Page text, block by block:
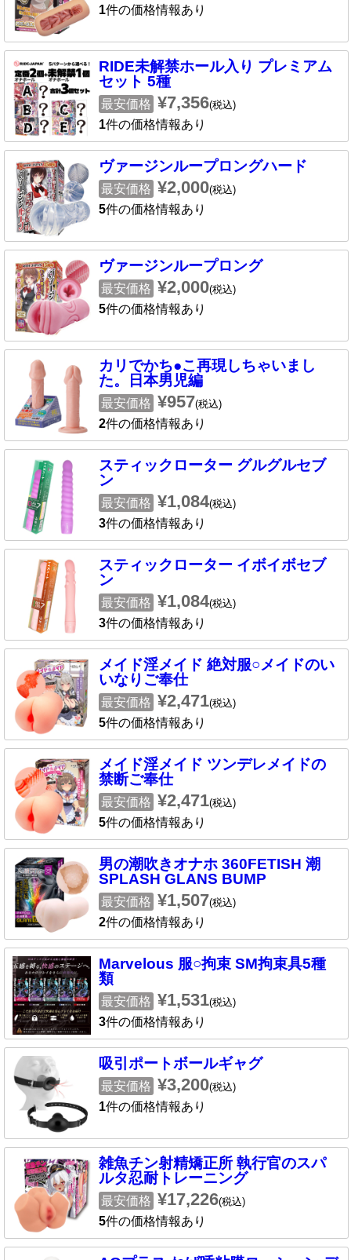
1件の価格情報あり
RIDE未解禁ホール入り プレミアム
セット 5種
最安価格 ¥7,356(税込)
1件の価格情報あり
ヴァージンループロングハード
最安価格 ¥2,000(税込)
5件の価格情報あり
ヴァージンループロング
最安価格 ¥2,000(税込)
5件の価格情報あり
カリでかち●こ再現しちゃいまし
た。日本男児編
最安価格 ¥957(税込)
2件の価格情報あり
スティックローター グルグルセブ
ン
最安価格 ¥1,084(税込)
3件の価格情報あり
スティックローター イボイボセブ
ン
最安価格 ¥1,084(税込)
3件の価格情報あり
メイド淫メイド 絶対服○メイドのい
いなりご奉仕
最安価格 ¥2,471(税込)
5件の価格情報あり
メイド淫メイド ツンデレメイドの
禁断ご奉仕
最安価格 ¥2,471(税込)
5件の価格情報あり
男の潮吹きオナホ 360FETISH 潮
SPLASH GLANS BUMP
最安価格 ¥1,507(税込)
2件の価格情報あり
Marvelous 服○拘束 SM拘束具5種
類
最安価格 ¥1,531(税込)
3件の価格情報あり
吸引ポートボールギャグ
最安価格 ¥3,200(税込)
1件の価格情報あり
雑魚チン射精矯正所 執行官のスパ
ルタ忍耐トレーニング
最安価格 ¥17,226(税込)
5件の価格情報あり